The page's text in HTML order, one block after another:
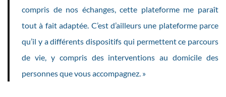
compris de nos échanges, cette plateforme me paraît
tout à fait adaptée. C’est d’ailleurs une plateforme parce
qu’il y a différents dispositifs qui permettent ce parcours
de vie, y compris des interventions au domicile des
personnes que vous accompagnez. »